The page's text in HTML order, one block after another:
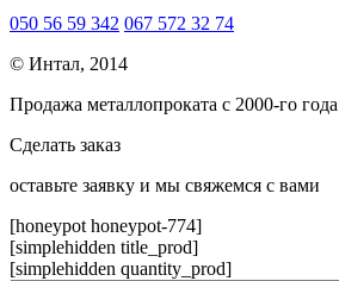
050 56 59 342 067 572 32 74
© Интал, 2014
Продажа металлопроката с 2000-го года
Сделать заказ
оcтавьте заявку и мы свяжемся с вами
[honeypot honeypot-774]
[simplehidden title_prod]
[simplehidden quantity_prod]